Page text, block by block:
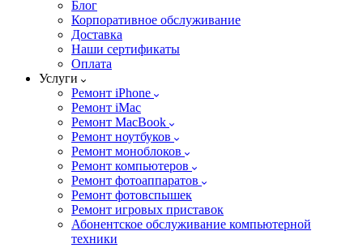
Блог
Корпоративное обслуживание
Доставка
Наши сертификаты
Оплата
Услуги
Ремонт iPhone
Ремонт iMac
Ремонт MacBook
Ремонт ноутбуков
Ремонт моноблоков
Ремонт компьютеров
Ремонт фотоаппаратов
Ремонт фотовспышек
Ремонт игровых приставок
Абонентское обслуживание компьютерной
техники